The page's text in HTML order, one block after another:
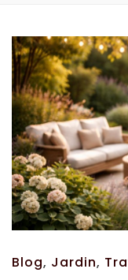
Blog, Jardin,